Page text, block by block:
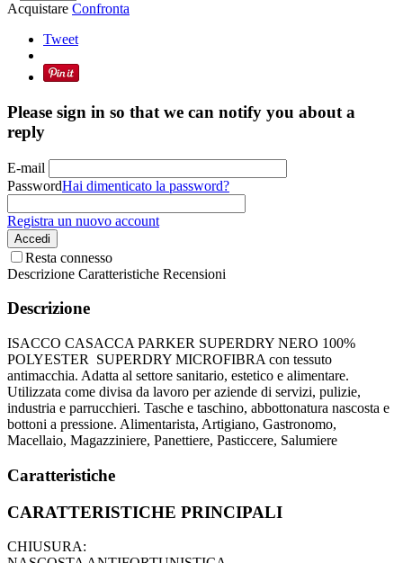
Acquistare Confronta
Tweet
Please sign in so that we can notify you about a
reply
E-mail
PasswordHai dimenticato la password?
Registra un nuovo account
Accedi
Resta connesso
Descrizione Caratteristiche Recensioni
Descrizione
ISACCO CASACCA PARKER SUPERDRY NERO 100%
POLYESTER SUPERDRY MICROFIBRA con tessuto
antimacchia. Adatta al settore sanitario, estetico e alimentare.
Utilizzata come divisa da lavoro per aziende di servizi, pulizie,
industria e parrucchieri. Tasche e taschino, abbottonatura nascosta e
bottoni a pressione. Alimentarista, Artigiano, Gastronomo,
Macellaio, Magazziniere, Panettiere, Pasticcere, Salumiere
Caratteristiche
CARATTERISTICHE PRINCIPALI
CHIUSURA: